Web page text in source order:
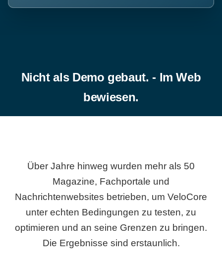
Nicht als Demo gebaut. - Im Web
bewiesen.
Über Jahre hinweg wurden mehr als 50
Magazine, Fachportale und
Nachrichtenwebsites betrieben, um VeloCore
unter echten Bedingungen zu testen, zu
optimieren und an seine Grenzen zu bringen.
Die Ergebnisse sind erstaunlich.